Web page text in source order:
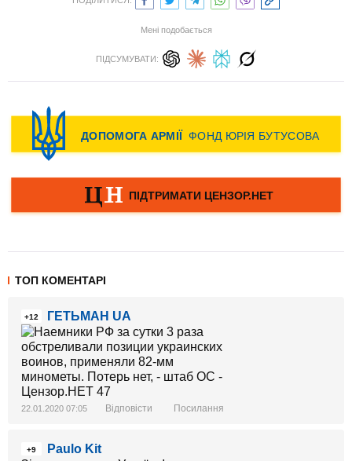
Мені подобається
ПІДСУМУВАТИ:
ТОП КОМЕНТАРІ
+12 ГЕТЬМАН UA
22.01.2020 07:05 Відповісти Посилання
+9
Paulo Kit